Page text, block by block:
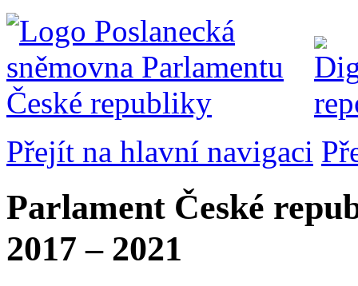
Přejít na hlavní navigaci
Parlament České
2017 – 2021